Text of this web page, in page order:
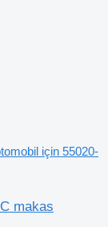
için 55020-
makas